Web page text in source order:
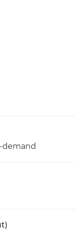
demand